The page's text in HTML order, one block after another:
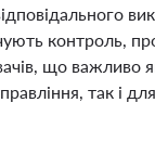
контроль,
що важливо
так і для